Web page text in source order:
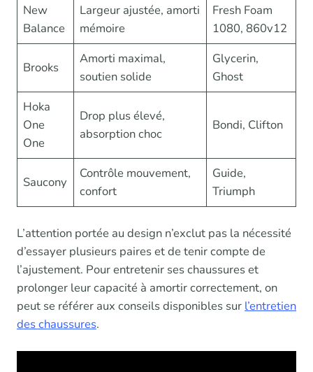
New
Balance
Largeur ajustée, amorti
mémoire
Fresh Foam
1080, 860v12
Brooks
Amorti maximal,
soutien solide
Glycerin,
Ghost
Hoka
One
One
Drop plus élevé,
absorption choc
Bondi, Clifton
Saucony
Contrôle mouvement,
confort
Guide,
Triumph
L’attention portée au design n’exclut pas la nécessité
d’essayer plusieurs paires et de tenir compte de
l’ajustement. Pour entretenir ses chaussures et
prolonger leur capacité à amortir correctement, on
peut se référer aux conseils disponibles sur l’entretien
des chaussures.